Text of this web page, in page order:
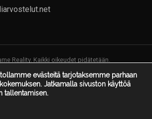
evästeitä tarjotaksemme parhaan
Jatkamalla sivuston käyttöä
tallentamisen.
Reality. Kaikki oikeudet pidätetään.